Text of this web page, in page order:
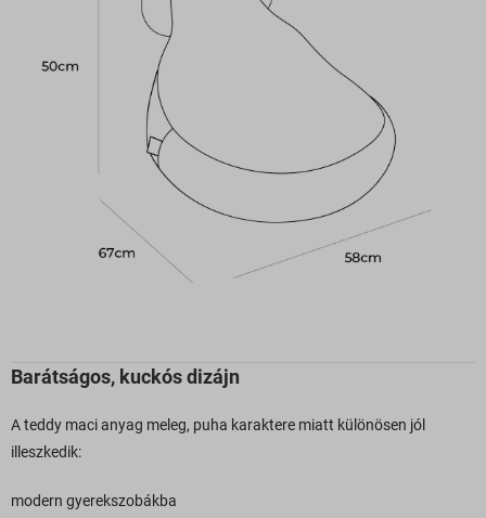
Barátságos, kuckós dizájn
A teddy maci anyag meleg, puha karaktere miatt különösen jól
illeszkedik:
modern gyerekszobákba